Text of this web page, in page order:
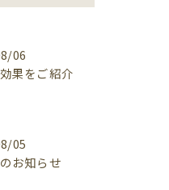
06
果をご紹介
05
お知らせ